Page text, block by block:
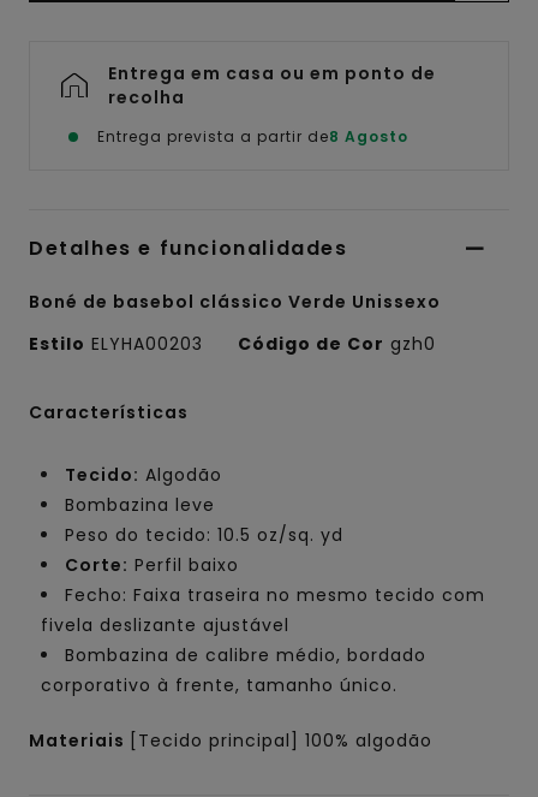
Entrega em casa ou em ponto de
recolha
Entrega prevista a partir de8 Agosto
Detalhes e funcionalidades
Boné de basebol clássico Verde Unissexo
Estilo ELYHA00203 Código de Cor gzh0
Características
Tecido: Algodão
Bombazina leve
Peso do tecido: 10.5 oz/sq. yd
Corte: Perfil baixo
Fecho: Faixa traseira no mesmo tecido com
fivela deslizante ajustável
Bombazina de calibre médio, bordado
corporativo à frente, tamanho único.
Materiais [Tecido principal] 100% algodão